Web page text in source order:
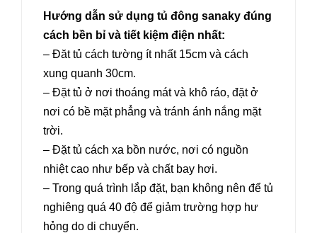
Hướng dẫn sử dụng tủ đông sanaky đúng
cách bền bỉ và tiết kiệm điện nhất:
– Đăt tủ cách tường ít nhất 15cm và cách
xung quanh 30cm.
– Đặt tủ ở nơi thoáng mát và khô ráo, đặt ở
nơi có bề mặt phẳng và tránh ánh nắng mặt
trời.
– Đặt tủ cách xa bồn nước, nơi có nguồn
nhiệt cao như bếp và chất bay hơi.
– Trong quá trình lắp đặt, bạn không nên để tủ
nghiêng quá 40 độ để giảm trường hợp hư
hỏng do di chuyển.